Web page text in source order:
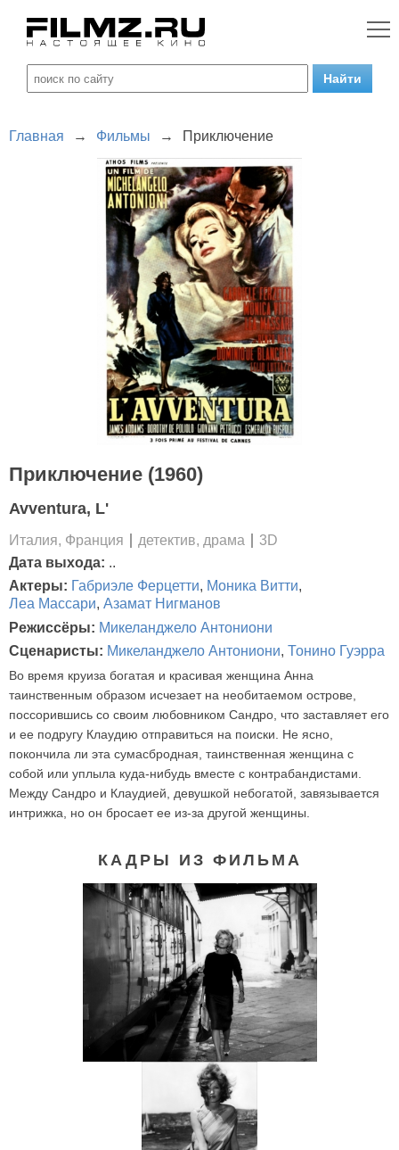
Главная → Фильмы → Приключение
Приключение (1960)
Avventura, L'
Италия, Франция детектив, драма
3D
Дата выхода: ..
Актеры: Габриэле Ферцетти, Моника Витти,
Леа Массари, Азамат Нигманов
Режиссёры: Микеланджело Антониони
Сценаристы: Микеланджело Антониони, Тонино Гуэрра
Во время круиза богатая и красивая женщина Анна
таинственным образом исчезает на необитаемом острове,
поссорившись со своим любовником Сандро, что заставляет его
и ее подругу Клаудию отправиться на поиски. Не ясно,
покончила ли эта сумасбродная, таинственная женщина с
собой или уплыла куда-нибудь вместе с контрабандистами.
Между Сандро и Клаудией, девушкой небогатой, завязывается
интрижка, но он бросает ее из-за другой женщины.
КАДРЫ ИЗ ФИЛЬМА